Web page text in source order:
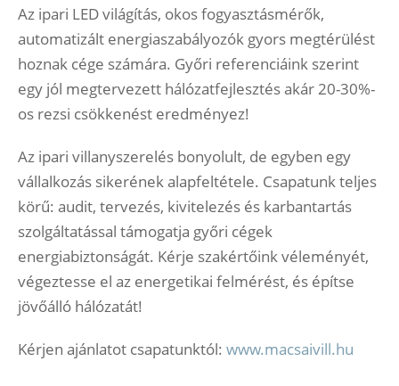
Az ipari LED világítás, okos fogyasztásmérők,
automatizált energiaszabályozók gyors megtérülést
hoznak cége számára. Győri referenciáink szerint
egy jól megtervezett hálózatfejlesztés akár 20-30%-
os rezsi csökkenést eredményez!
Az ipari villanyszerelés bonyolult, de egyben egy
vállalkozás sikerének alapfeltétele. Csapatunk teljes
körű: audit, tervezés, kivitelezés és karbantartás
szolgáltatással támogatja győri cégek
energiabiztonságát. Kérje szakértőink véleményét,
végeztesse el az energetikai felmérést, és építse
jövőálló hálózatát!
Kérjen ajánlatot csapatunktól: www.macsaivill.hu